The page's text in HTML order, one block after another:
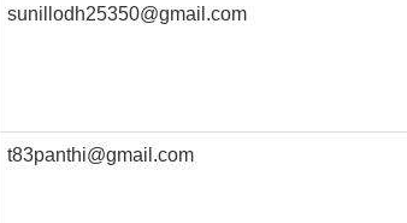
sunillodh25350@gmail.com
t83panthi@gmail.com